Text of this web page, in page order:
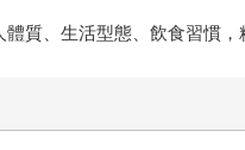
體質、生活型態、飲食習慣